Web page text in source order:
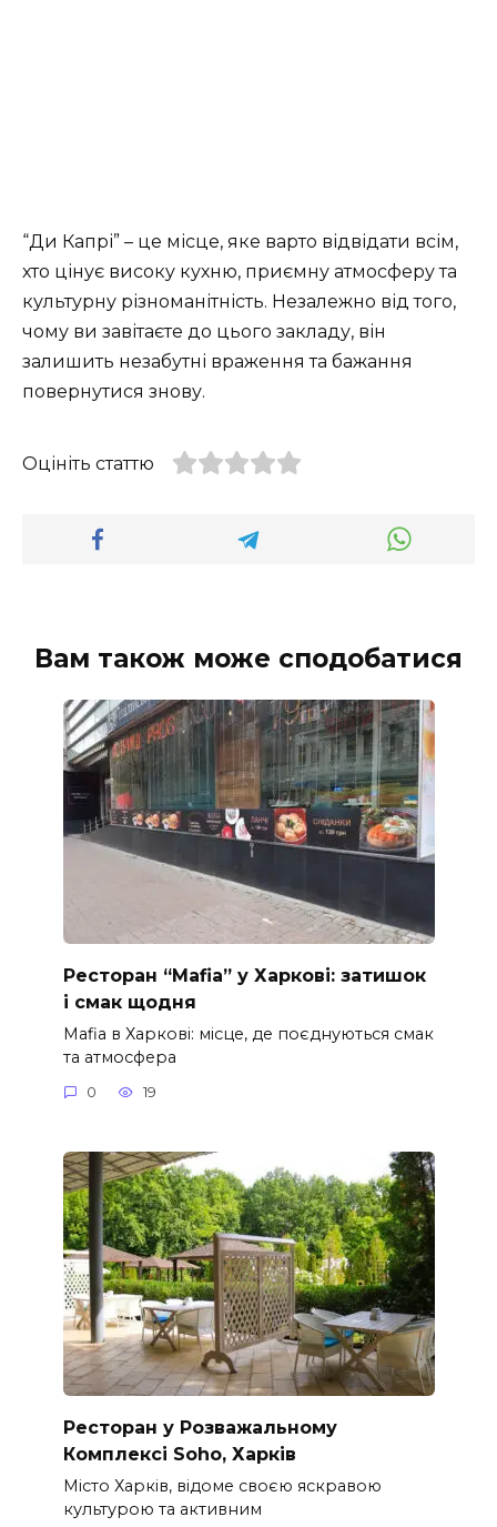
“Ди Капрі” – це місце, яке варто відвідати всім,
хто цінує високу кухню, приємну атмосферу та
культурну різноманітність. Незалежно від того,
чому ви завітаєте до цього закладу, він
залишить незабутні враження та бажання
повернутися знову.
Оцініть статтю
Вам також може сподобатися
Ресторан “Mafia” у Харкові: затишок
і смак щодня
Mafia в Харкові: місце, де поєднуються смак
та атмосфера
0 19
Ресторан у Розважальному
Комплексі Soho, Харків
Місто Харків, відоме своєю яскравою
культурою та активним